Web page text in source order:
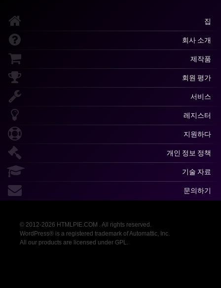
집
회사 소개
제작품
회원 평가
서비스
레지스터
지원하다
개인 정보 정책
기술 자료
문의하기
© 2012-2026 HTMLPIE.COM . All rights reserved.
WordPress® is a registered trademark of Automattic, Inc.
All our products are licensed under GPL.